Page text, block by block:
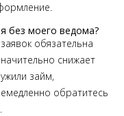
без моего ведома?
обязательна
снижает
займ,
обратитесь